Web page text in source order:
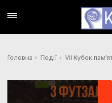
Головна Події VІІ Кубок